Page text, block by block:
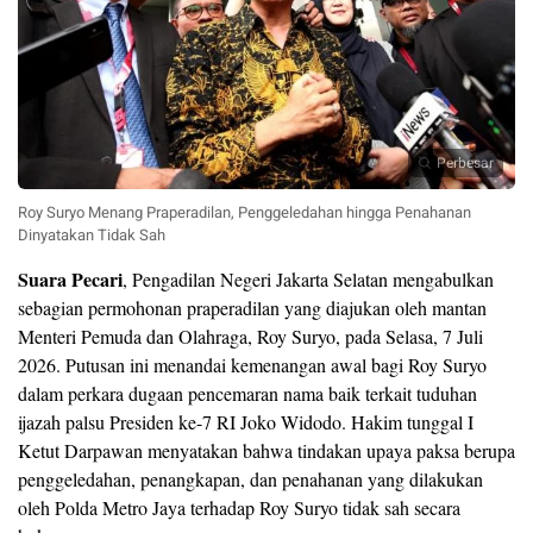
Perbesar
Roy Suryo Menang Praperadilan, Penggeledahan hingga Penahanan
Dinyatakan Tidak Sah
Suara Pecari, Pengadilan Negeri Jakarta Selatan mengabulkan
sebagian permohonan praperadilan yang diajukan oleh mantan
Menteri Pemuda dan Olahraga, Roy Suryo, pada Selasa, 7 Juli
2026. Putusan ini menandai kemenangan awal bagi Roy Suryo
dalam perkara dugaan pencemaran nama baik terkait tuduhan
ijazah palsu Presiden ke-7 RI Joko Widodo. Hakim tunggal I
Ketut Darpawan menyatakan bahwa tindakan upaya paksa berupa
penggeledahan, penangkapan, dan penahanan yang dilakukan
oleh Polda Metro Jaya terhadap Roy Suryo tidak sah secara